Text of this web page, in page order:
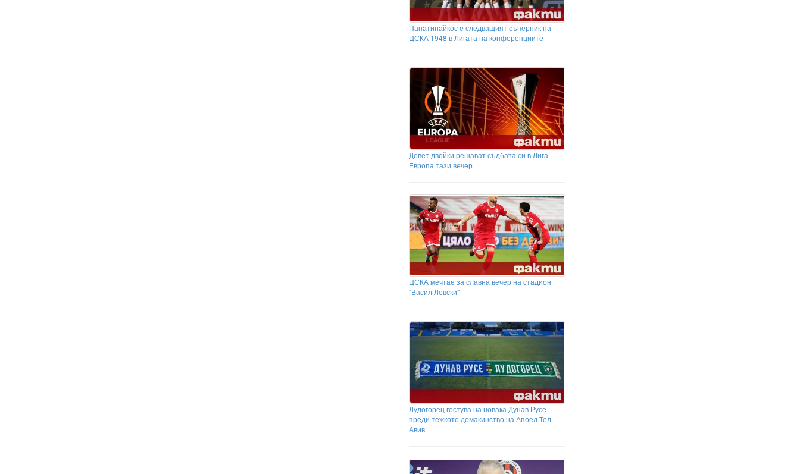
Панатинайкос е следващият съперник на
ЦСКА 1948 в Лигата на конференциите
Девет двойки решават съдбата си в Лига
Европа тази вечер
ЦСКА мечтае за славна вечер на стадион
"Васил Левски"
Лудогорец гостува на новака Дунав Русе
преди тежкото домакинство на Апоел Тел
Авив